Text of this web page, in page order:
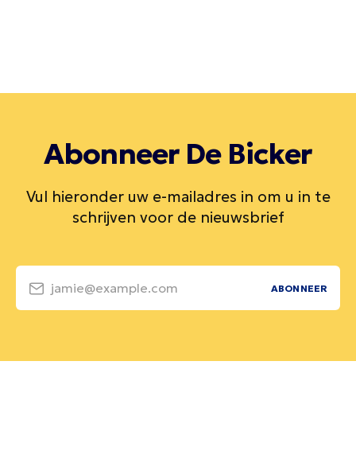
Abonneer De Bicker
Vul hieronder uw e-mailadres in om u in te
schrijven voor de nieuwsbrief
jamie@example.com ABONNEER